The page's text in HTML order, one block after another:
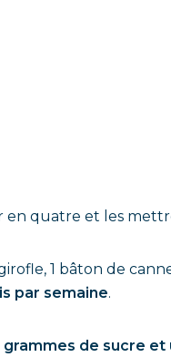
quatre et les
1 bâton de
par semaine.
grammes de sucre et